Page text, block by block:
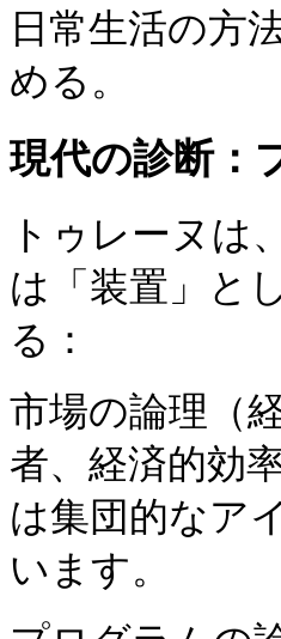
日常生活の方
める。
現代の診断：
トゥレーヌは
は「装置」と
る：
市場の論理（
者、経済的効
は集団的なア
います。